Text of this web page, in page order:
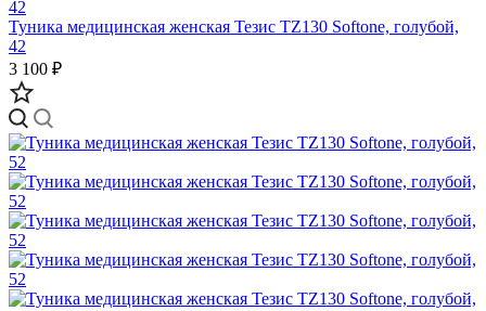
Туника медицинская женская Тезис TZ130 Softone, голубой,
42
3 100 ₽